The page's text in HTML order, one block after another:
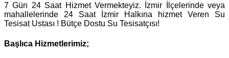
7 Gün 24 Saat Hizmet Vermekteyiz. İzmir İlçelerinde veya
mahallelerinde 24 Saat İzmir Halkına hizmet Veren Su
Tesisat Ustası ! Bütçe Dostu Su Tesisatçısı!
Başlıca Hizmetlerimiz;